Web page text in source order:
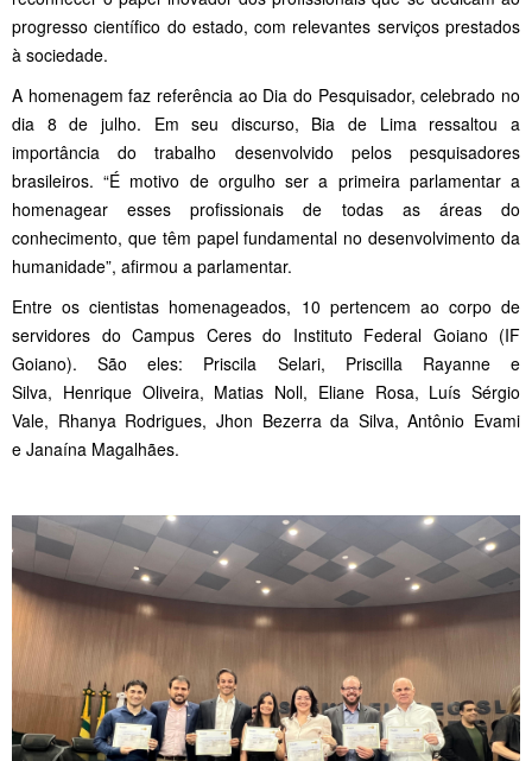
progresso científico do estado, com relevantes serviços prestados
à sociedade.
A homenagem faz referência ao Dia do Pesquisador, celebrado no
dia 8 de julho. Em seu discurso, Bia de Lima ressaltou a
importância do trabalho desenvolvido pelos pesquisadores
brasileiros. “É motivo de orgulho ser a primeira parlamentar a
homenagear esses profissionais de todas as áreas do
conhecimento, que têm papel fundamental no desenvolvimento da
humanidade”, afirmou a parlamentar.
Entre os cientistas homenageados, 10 pertencem ao corpo de
servidores do Campus Ceres do Instituto Federal Goiano (IF
Goiano). São eles: Priscila Selari, Priscilla Rayanne e
Silva, Henrique Oliveira, Matias Noll, Eliane Rosa, Luís Sérgio
Vale, Rhanya Rodrigues, Jhon Bezerra da Silva, Antônio Evami
e Janaína Magalhães.